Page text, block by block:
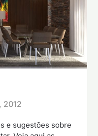
2012
e sugestões sobre